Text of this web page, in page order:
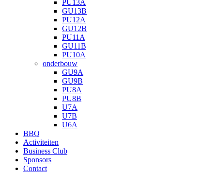
PU13A
GU13B
PU12A
GU12B
PU11A
GU11B
PU10A
onderbouw
GU9A
GU9B
PU8A
PU8B
U7A
U7B
U6A
BBQ
Activiteiten
Business Club
Sponsors
Contact